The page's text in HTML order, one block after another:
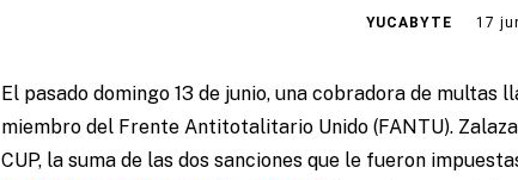
YUCABYTE 17
El pasado domingo 13 de junio, una cobradora de multas
miembro del Frente Antitotalitario Unido (FANTU).
CUP, la suma de las dos sanciones que le fueron